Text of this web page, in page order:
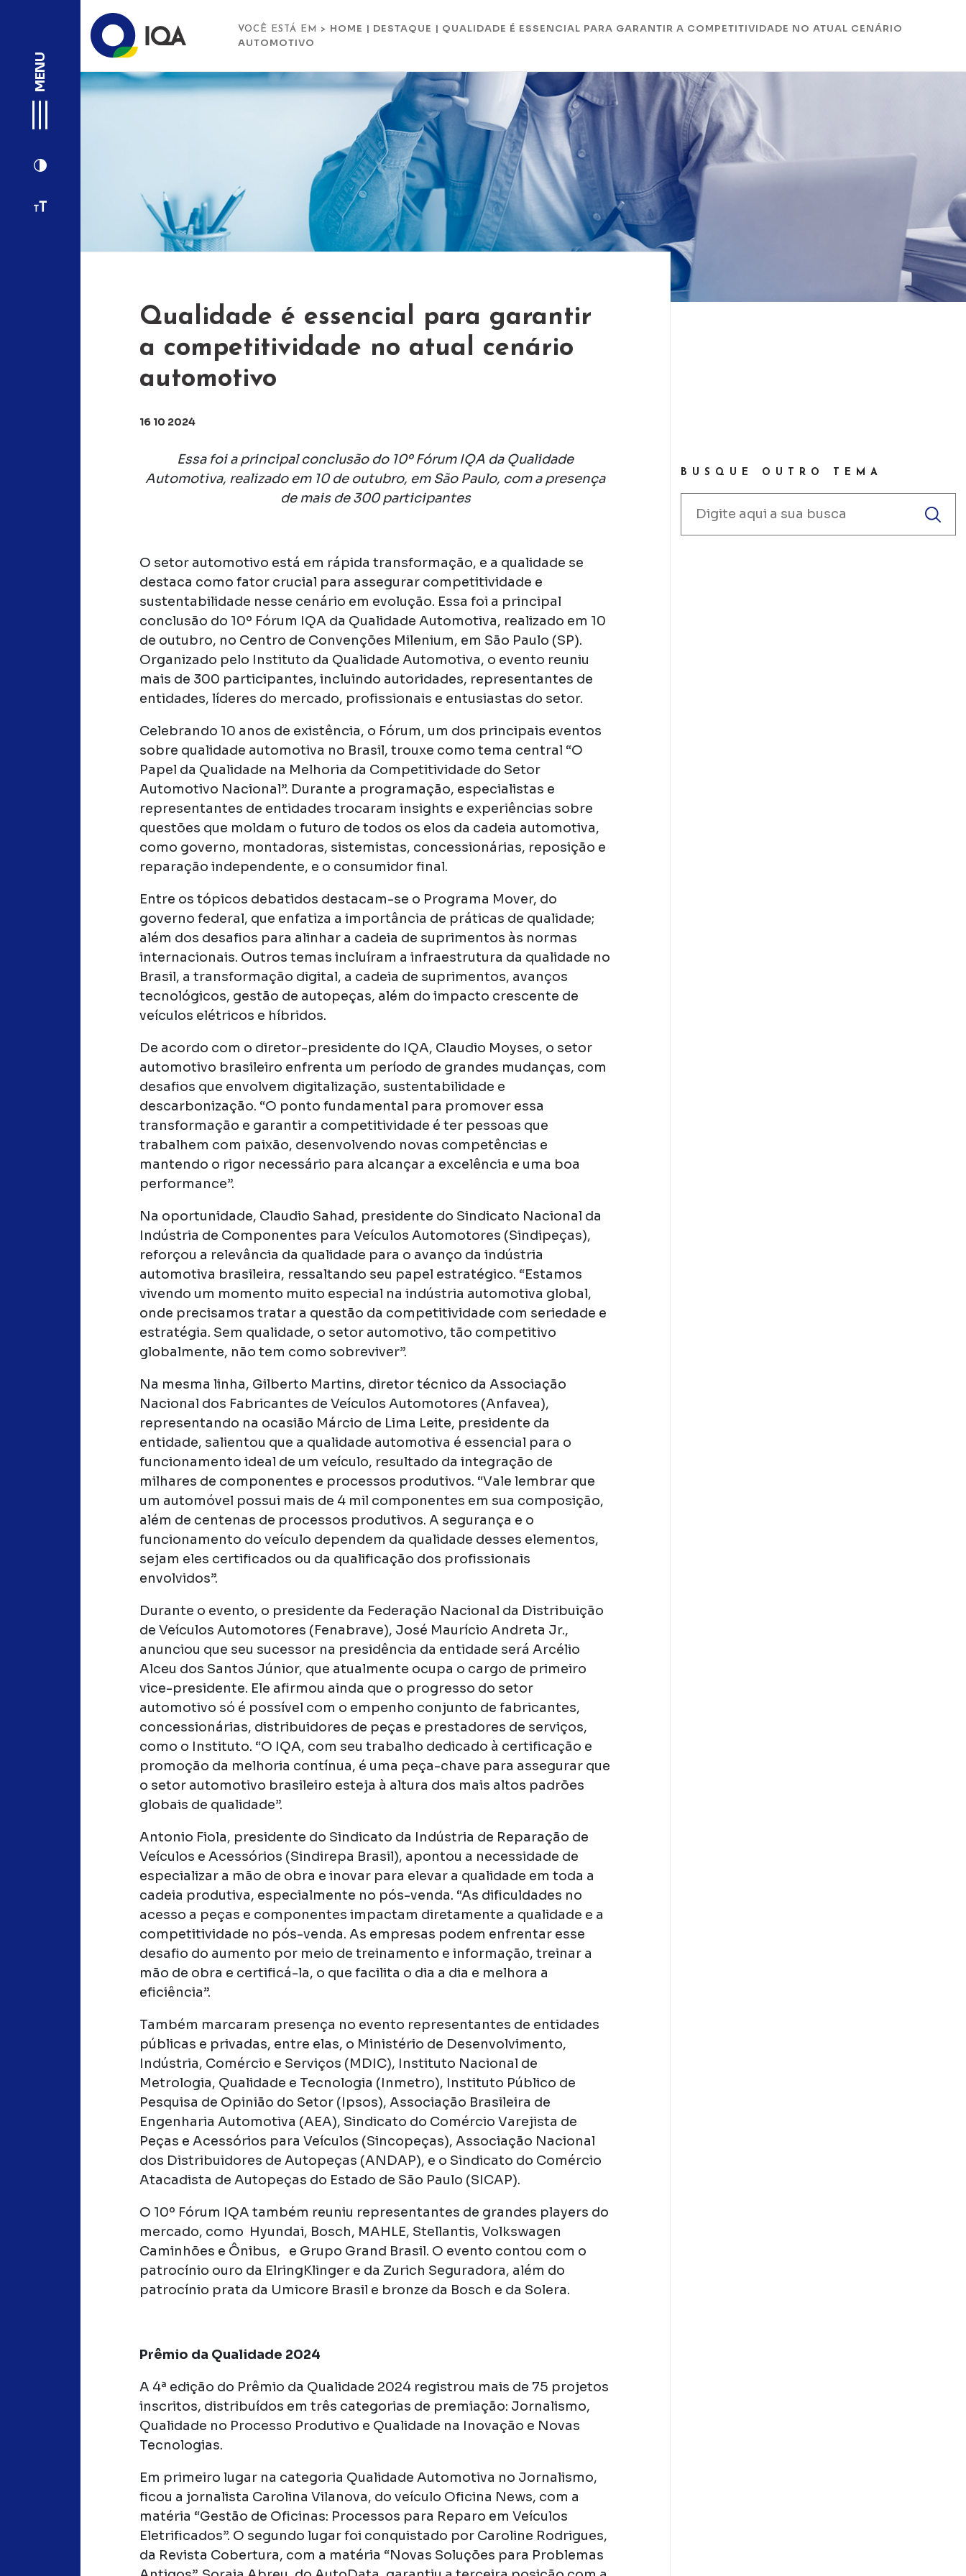
MENU
VOCÊ ESTÁ EM > HOME | DESTAQUE | QUALIDADE É ESSENCIAL PARA GARANTIR A COMPETITIVIDADE NO ATUAL CENÁRIO
AUTOMOTIVO
Qualidade é essencial para garantir
a competitividade no atual cenário
automotivo
16 10 2024
Essa foi a principal conclusão do 10º Fórum IQA da Qualidade
Automotiva, realizado em 10 de outubro, em São Paulo, com a presença
de mais de 300 participantes
O setor automotivo está em rápida transformação, e a qualidade se
destaca como fator crucial para assegurar competitividade e
sustentabilidade nesse cenário em evolução. Essa foi a principal
conclusão do 10º Fórum IQA da Qualidade Automotiva, realizado em 10
de outubro, no Centro de Convenções Milenium, em São Paulo (SP).
Organizado pelo Instituto da Qualidade Automotiva, o evento reuniu
mais de 300 participantes, incluindo autoridades, representantes de
entidades, líderes do mercado, profissionais e entusiastas do setor.
Celebrando 10 anos de existência, o Fórum, um dos principais eventos
sobre qualidade automotiva no Brasil, trouxe como tema central “O
Papel da Qualidade na Melhoria da Competitividade do Setor
Automotivo Nacional”. Durante a programação, especialistas e
representantes de entidades trocaram insights e experiências sobre
questões que moldam o futuro de todos os elos da cadeia automotiva,
como governo, montadoras, sistemistas, concessionárias, reposição e
reparação independente, e o consumidor final.
Entre os tópicos debatidos destacam-se o Programa Mover, do
governo federal, que enfatiza a importância de práticas de qualidade;
além dos desafios para alinhar a cadeia de suprimentos às normas
internacionais. Outros temas incluíram a infraestrutura da qualidade no
Brasil, a transformação digital, a cadeia de suprimentos, avanços
tecnológicos, gestão de autopeças, além do impacto crescente de
veículos elétricos e híbridos.
De acordo com o diretor-presidente do IQA, Claudio Moyses, o setor
automotivo brasileiro enfrenta um período de grandes mudanças, com
desafios que envolvem digitalização, sustentabilidade e
descarbonização. “O ponto fundamental para promover essa
transformação e garantir a competitividade é ter pessoas que
trabalhem com paixão, desenvolvendo novas competências e
mantendo o rigor necessário para alcançar a excelência e uma boa
performance”.
Na oportunidade, Claudio Sahad, presidente do Sindicato Nacional da
Indústria de Componentes para Veículos Automotores (Sindipeças),
reforçou a relevância da qualidade para o avanço da indústria
automotiva brasileira, ressaltando seu papel estratégico. “Estamos
vivendo um momento muito especial na indústria automotiva global,
onde precisamos tratar a questão da competitividade com seriedade e
estratégia. Sem qualidade, o setor automotivo, tão competitivo
globalmente, não tem como sobreviver”.
Na mesma linha, Gilberto Martins, diretor técnico da Associação
Nacional dos Fabricantes de Veículos Automotores (Anfavea),
representando na ocasião Márcio de Lima Leite, presidente da
entidade, salientou que a qualidade automotiva é essencial para o
funcionamento ideal de um veículo, resultado da integração de
milhares de componentes e processos produtivos. “Vale lembrar que
um automóvel possui mais de 4 mil componentes em sua composição,
além de centenas de processos produtivos. A segurança e o
funcionamento do veículo dependem da qualidade desses elementos,
sejam eles certificados ou da qualificação dos profissionais
envolvidos”.
Durante o evento, o presidente da Federação Nacional da Distribuição
de Veículos Automotores (Fenabrave), José Maurício Andreta Jr.,
anunciou que seu sucessor na presidência da entidade será Arcélio
Alceu dos Santos Júnior, que atualmente ocupa o cargo de primeiro
vice-presidente. Ele afirmou ainda que o progresso do setor
automotivo só é possível com o empenho conjunto de fabricantes,
concessionárias, distribuidores de peças e prestadores de serviços,
como o Instituto. “O IQA, com seu trabalho dedicado à certificação e
promoção da melhoria contínua, é uma peça-chave para assegurar que
o setor automotivo brasileiro esteja à altura dos mais altos padrões
globais de qualidade”.
Antonio Fiola, presidente do Sindicato da Indústria de Reparação de
Veículos e Acessórios (Sindirepa Brasil), apontou a necessidade de
especializar a mão de obra e inovar para elevar a qualidade em toda a
cadeia produtiva, especialmente no pós-venda. “As dificuldades no
acesso a peças e componentes impactam diretamente a qualidade e a
competitividade no pós-venda. As empresas podem enfrentar esse
desafio do aumento por meio de treinamento e informação, treinar a
mão de obra e certificá-la, o que facilita o dia a dia e melhora a
eficiência”.
Também marcaram presença no evento representantes de entidades
públicas e privadas, entre elas, o Ministério de Desenvolvimento,
Indústria, Comércio e Serviços (MDIC), Instituto Nacional de
Metrologia, Qualidade e Tecnologia (Inmetro), Instituto Público de
Pesquisa de Opinião do Setor (Ipsos), Associação Brasileira de
Engenharia Automotiva (AEA), Sindicato do Comércio Varejista de
Peças e Acessórios para Veículos (Sincopeças), Associação Nacional
dos Distribuidores de Autopeças (ANDAP), e o Sindicato do Comércio
Atacadista de Autopeças do Estado de São Paulo (SICAP).
O 10º Fórum IQA também reuniu representantes de grandes players do
mercado, como Hyundai, Bosch, MAHLE, Stellantis, Volkswagen
Caminhões e Ônibus, e Grupo Grand Brasil. O evento contou com o
patrocínio ouro da ElringKlinger e da Zurich Seguradora, além do
patrocínio prata da Umicore Brasil e bronze da Bosch e da Solera.
Prêmio da Qualidade 2024
A 4ª edição do Prêmio da Qualidade 2024 registrou mais de 75 projetos
inscritos, distribuídos em três categorias de premiação: Jornalismo,
Qualidade no Processo Produtivo e Qualidade na Inovação e Novas
Tecnologias.
Em primeiro lugar na categoria Qualidade Automotiva no Jornalismo,
ficou a jornalista Carolina Vilanova, do veículo Oficina News, com a
matéria “Gestão de Oficinas: Processos para Reparo em Veículos
Eletrificados”. O segundo lugar foi conquistado por Caroline Rodrigues,
da Revista Cobertura, com a matéria “Novas Soluções para Problemas
BUSQUE OUTRO TEMA